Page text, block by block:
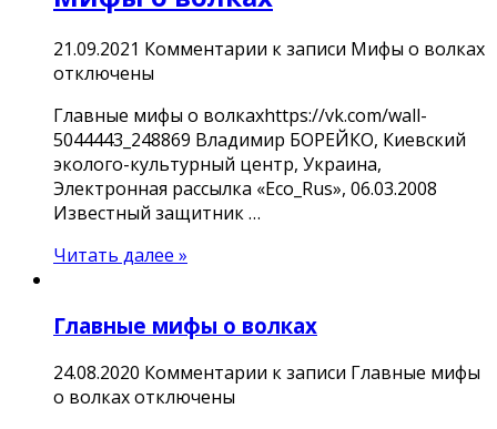
21.09.2021 Комментарии к записи Мифы о волках
отключены
Главные мифы о волкахhttps://vk.com/wall-
5044443_248869 Владимир БОРЕЙКО, Киевский
эколого-культурный центр, Украина,
Электронная рассылка «Eco_Rus», 06.03.2008
Известный защитник …
Читать далее »
Главные мифы о волках
24.08.2020 Комментарии к записи Главные мифы
о волкахотключены